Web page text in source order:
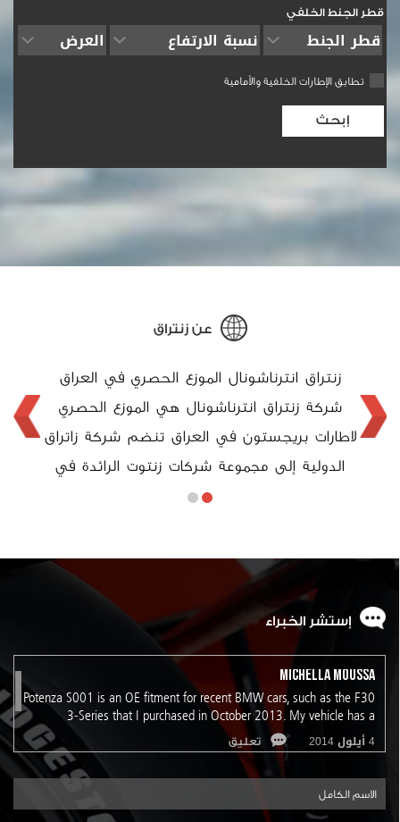
قطر الجنط الخلفي
تطابق الإطارات الخلفية والأمامية
عن زنتراق
عام 1961 الموزع
لقب
منذ
زنتراق انترناشونال الموزع الحصري في العراق
‫شركة زنتراق انترناشونال ‫هي الموزع الحصري
لاطارات بريجستون في العراق ‫تنضم شركة زاتراق
الدولية إلى مجموعة شركات زنتوت الرائدة في
مجالات مختلفة ومنها نقل الركّاب، توزيع وخدمات
المصاعد، وغيرها. بريجستون: الرائدة في عالم
الإطارات ‫تصنّع شركة بريجستون مجموعة واسعة
من إطارات سيارات الركاب، الشاحنات، الباصات،
مركبات البناء...
جميع
إستشر الخبراء
Michella Moussa
Potenza S001 is an OE fitment for recent BMW cars, such as the F30
3-Series that I purchased in October 2013. My vehicle has a
staggered setup, with size 225/45R18 front and 255/40R18 rear.
4 أيلول 2014 تعليق